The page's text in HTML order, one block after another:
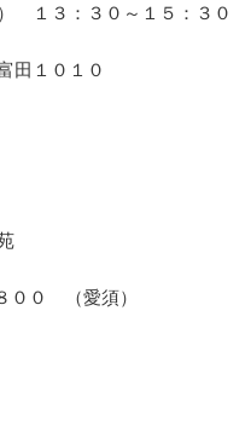
１３：３０～１５：３０
１０１０
００ （愛須）